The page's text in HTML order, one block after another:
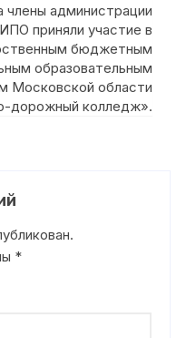
члены администрации
приняли участие в
бюджетным
образовательным
Московской области
дорожный колледж».
*